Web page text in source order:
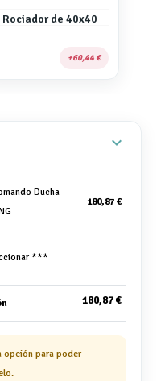
Rociador de 40x40
60,44 €
expand_more
Ducha
180,87 €
***
180,87 €
opción para poder